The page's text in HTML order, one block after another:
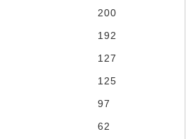
200
192
127
125
97
62